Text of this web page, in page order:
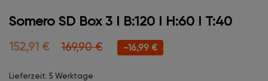
Somero SD Box 3 I B:120 I H:60 I T:40
152,91 € 169,90 € -16,99 €
Lieferzeit: 5 Werktage